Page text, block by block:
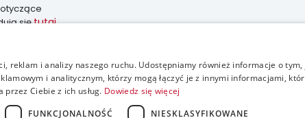
siętutaj.
reklam i analizy naszego ruchu. Udostępniamy również informacje o tym,
i analitycznym, którzy mogą łączyć je z innymi informacjami,
Ciebie z ich usług. Dowiedz się więcej
FUNKCJONALNOŚĆ NIESKLASYFIKOWANE